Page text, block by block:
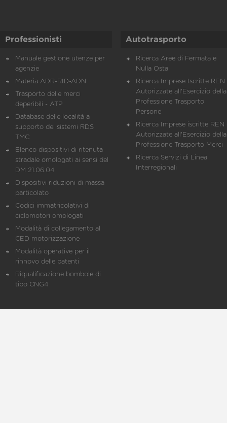
Professionisti
Manuale gestione utenze per
agenzie
Materia ADR-RID-ADN
Trasporto delle merci
deperibili - ATP
Database delle località a
supporto dei sistemi RDS
TMC
Elenco dispositivi di ritenuta
stradale omologati ai sensi del
DM 21.06.04
Dispositivi riduzioni di massa
particolato
Codici immatricolativi di
ciclomotori omologati
Modalità di collegamento al
CED motorizzazione
Modalità operative per il
rinnovo delle patenti
Riqualificazione bombole di
tipo CNG4
Autotrasporto
Ricerca Aree di Fermata e
Nulla Osta
Ricerca Imprese Iscritte REN
Autorizzate all'Esercizio della
Professione Trasporto
Persone
Ricerca Imprese iscritte REN
Autorizzate all'Esercizio della
Professione Trasporto Merci
Ricerca Servizi di Linea
Interregionali